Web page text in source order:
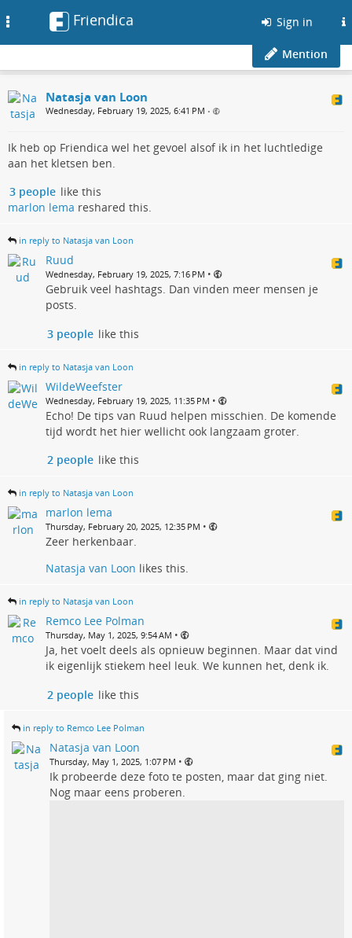
Friendica Sign in
Mention
Natasja van Loon
Wednesday, February 19, 2025, 6:41 PM •
Ik heb op Friendica wel het gevoel alsof ik in het luchtledige
aan het kletsen ben.
3 people like this
marlon lema reshared this.
in reply to Natasja van Loon
Ruud
Wednesday, February 19, 2025, 7:16 PM •
Gebruik veel hashtags. Dan vinden meer mensen je
posts.
3 people like this
in reply to Natasja van Loon
WildeWeefster
Wednesday, February 19, 2025, 11:35 PM •
Echo! De tips van Ruud helpen misschien. De komende
tijd wordt het hier wellicht ook langzaam groter.
2 people like this
in reply to Natasja van Loon
marlon lema
Thursday, February 20, 2025, 12:35 PM •
Zeer herkenbaar.
Natasja van Loon likes this.
in reply to Natasja van Loon
Remco Lee Polman
Thursday, May 1, 2025, 9:54 AM •
Ja, het voelt deels als opnieuw beginnen. Maar dat vind
ik eigenlijk stiekem heel leuk. We kunnen het, denk ik.
2 people like this
in reply to Remco Lee Polman
Natasja van Loon
Thursday, May 1, 2025, 1:07 PM •
Ik probeerde deze foto te posten, maar dat ging niet.
Nog maar eens proberen.